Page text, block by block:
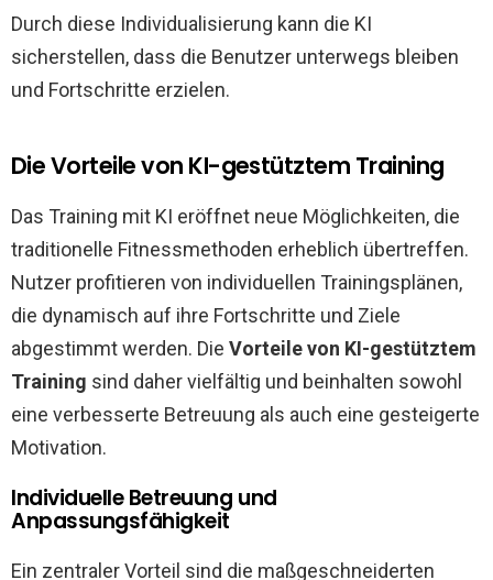
Durch diese Individualisierung kann die KI
sicherstellen, dass die Benutzer unterwegs bleiben
und Fortschritte erzielen.
Die Vorteile von KI-gestütztem Training
Das Training mit KI eröffnet neue Möglichkeiten, die
traditionelle Fitnessmethoden erheblich übertreffen.
Nutzer profitieren von individuellen Trainingsplänen,
die dynamisch auf ihre Fortschritte und Ziele
abgestimmt werden. Die Vorteile von KI-gestütztem
Training sind daher vielfältig und beinhalten sowohl
eine verbesserte Betreuung als auch eine gesteigerte
Motivation.
Individuelle Betreuung und
Anpassungsfähigkeit
Ein zentraler Vorteil sind die maßgeschneiderten